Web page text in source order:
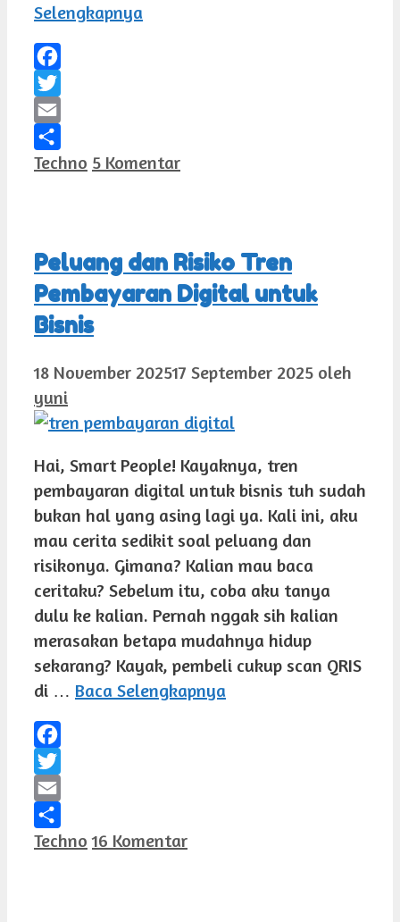
Selengkapnya
Facebook
Twitter
Email
Share
Kategori
Techno 5 Komentar
Peluang dan Risiko Tren
Pembayaran Digital untuk
Bisnis
18 November 202517 September 2025 oleh
yuni
Hai, Smart People! Kayaknya, tren
pembayaran digital untuk bisnis tuh sudah
bukan hal yang asing lagi ya. Kali ini, aku
mau cerita sedikit soal peluang dan
risikonya. Gimana? Kalian mau baca
ceritaku? Sebelum itu, coba aku tanya
dulu ke kalian. Pernah nggak sih kalian
merasakan betapa mudahnya hidup
sekarang? Kayak, pembeli cukup scan QRIS
di … Baca Selengkapnya
Facebook
Twitter
Email
Share
Kategori
Techno 16 Komentar